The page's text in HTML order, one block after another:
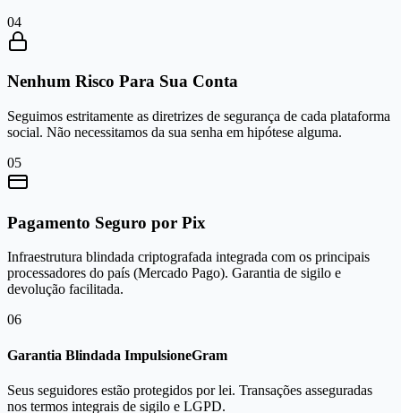
04
Nenhum Risco Para Sua Conta
Seguimos estritamente as diretrizes de segurança de cada plataforma
social. Não necessitamos da sua senha em hipótese alguma.
05
Pagamento Seguro por Pix
Infraestrutura blindada criptografada integrada com os principais
processadores do país (Mercado Pago). Garantia de sigilo e
devolução facilitada.
06
Garantia Blindada ImpulsioneGram
Seus seguidores estão protegidos por lei. Transações asseguradas
nos termos integrais de sigilo e LGPD.